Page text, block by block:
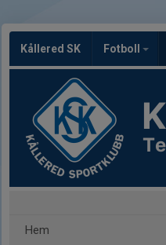
Kållered SK Fotboll
Hem